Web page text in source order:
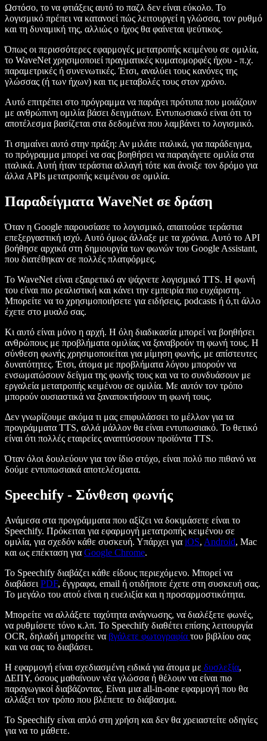
Ωστόσο, το να φτιάξεις αυτό το παζλ δεν είναι εύκολο. Το
λογισμικό πρέπει να κατανοεί πώς λειτουργεί η γλώσσα, τον ρυθμό
και τη δυναμική της, αλλιώς ο ήχος θα φαίνεται ψεύτικος.
Όπως οι περισσότερες εφαρμογές μετατροπής κειμένου σε ομιλία,
το WaveNet χρησιμοποιεί πραγματικές κυματομορφές ήχου - π.χ.
παραμετρικές ή συνενωτικές. Έτσι, αναλύει τους κανόνες της
γλώσσας (ή των ήχων) και τις μεταβολές τους στον χρόνο.
Αυτό επιτρέπει στο πρόγραμμα να παράγει πρότυπα που μοιάζουν
με ανθρώπινη ομιλία βάσει δειγμάτων. Εντυπωσιακό είναι ότι το
αποτέλεσμα βασίζεται στα δεδομένα που λαμβάνει το λογισμικό.
Τι σημαίνει αυτό στην πράξη: Αν μιλάτε ιταλικά, για παράδειγμα,
το πρόγραμμα μπορεί να σας βοηθήσει να παραγάγετε ομιλία στα
ιταλικά. Αυτή ήταν τεράστια αλλαγή τότε και άνοιξε τον δρόμο για
άλλα APIs μετατροπής κειμένου σε ομιλία.
Παραδείγματα WaveNet σε δράση
Όταν η Google παρουσίασε το λογισμικό, απαιτούσε τεράστια
επεξεργαστική ισχύ. Αυτό όμως άλλαξε με τα χρόνια. Αυτό το API
βοήθησε αρχικά στη δημιουργία των φωνών του Google Assistant,
που διατέθηκαν σε πολλές πλατφόρμες.
Το WaveNet είναι εξαιρετικό αν ψάχνετε λογισμικό TTS. Η φωνή
του είναι πιο ρεαλιστική και κάνει την εμπειρία πιο ευχάριστη.
Μπορείτε να το χρησιμοποιήσετε για ειδήσεις, podcasts ή ό,τι άλλο
έχετε στο μυαλό σας.
Κι αυτό είναι μόνο η αρχή. Η όλη διαδικασία μπορεί να βοηθήσει
ανθρώπους με προβλήματα ομιλίας να ξαναβρούν τη φωνή τους. Η
σύνθεση φωνής χρησιμοποιείται για μίμηση φωνής, με απίστευτες
δυνατότητες. Έτσι, άτομα με προβλήματα λόγου μπορούν να
ενσωματώσουν δείγμα της φωνής τους και να το συνδυάσουν με
εργαλεία μετατροπής κειμένου σε ομιλία. Με αυτόν τον τρόπο
μπορούν ουσιαστικά να ξαναποκτήσουν τη φωνή τους.
Δεν γνωρίζουμε ακόμα τι μας επιφυλάσσει το μέλλον για τα
προγράμματα TTS, αλλά μάλλον θα είναι εντυπωσιακό. Το θετικό
είναι ότι πολλές εταιρείες αναπτύσσουν προϊόντα TTS.
Όταν όλοι δουλεύουν για τον ίδιο στόχο, είναι πολύ πιο πιθανό να
δούμε εντυπωσιακά αποτελέσματα.
Speechify - Σύνθεση φωνής
Ανάμεσα στα προγράμματα που αξίζει να δοκιμάσετε είναι το
Speechify. Πρόκειται για εφαρμογή μετατροπής κειμένου σε
ομιλία, για σχεδόν κάθε συσκευή. Υπάρχει για iOS, Android, Mac
και ως επέκταση για Google Chrome.
Το Speechify διαβάζει κάθε είδους περιεχόμενο. Μπορεί να
διαβάσει PDF, έγγραφα, email ή οτιδήποτε έχετε στη συσκευή σας.
Το μεγάλο του ατού είναι η ευελιξία και η προσαρμοστικότητα.
Μπορείτε να αλλάξετε ταχύτητα ανάγνωσης, να διαλέξετε φωνές,
να ρυθμίσετε τόνο κ.λπ. Το Speechify διαθέτει επίσης λειτουργία
OCR, δηλαδή μπορείτε να βγάλετε φωτογραφία του βιβλίου σας
και να σας το διαβάσει.
Η εφαρμογή είναι σχεδιασμένη ειδικά για άτομα με δυσλεξία,
ΔΕΠΥ, όσους μαθαίνουν νέα γλώσσα ή θέλουν να είναι πιο
παραγωγικοί διαβάζοντας. Είναι μια all-in-one εφαρμογή που θα
αλλάξει τον τρόπο που βλέπετε το διάβασμα.
Το Speechify είναι απλό στη χρήση και δεν θα χρειαστείτε οδηγίες
για να το μάθετε.